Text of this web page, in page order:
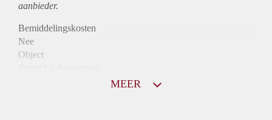
aanbieder.
Bemiddelingskosten
Nee
Object
MEER